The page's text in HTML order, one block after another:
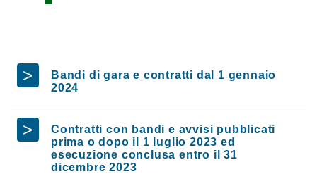
Bandi di gara e contratti dal 1 gennaio
2024
Contratti con bandi e avvisi pubblicati
prima o dopo il 1 luglio 2023 ed
esecuzione conclusa entro il 31
dicembre 2023